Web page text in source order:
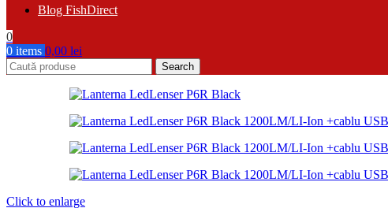
Blog FishDirect
0
0 items 0,00 lei
Search
Click to enlarge